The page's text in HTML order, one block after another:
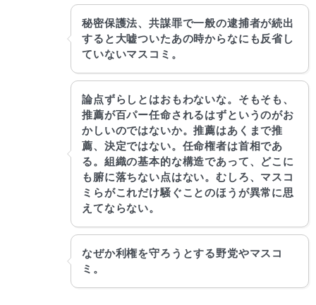
秘密保護法、共謀罪で一般の逮捕者が続出
すると大嘘ついたあの時からなにも反省し
ていないマスコミ。
論点ずらしとはおもわないな。そもそも、
推薦が百パー任命されるはずというのがお
かしいのではないか。推薦はあくまで推
薦、決定ではない。任命権者は首相であ
る。組織の基本的な構造であって、どこに
も腑に落ちない点はない。むしろ、マスコ
ミらがこれだけ騒ぐことのほうが異常に思
えてならない。
なぜか利権を守ろうとする野党やマスコ
ミ。